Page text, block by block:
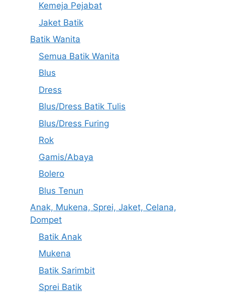
Kemeja Pejabat
Jaket Batik
Batik Wanita
Semua Batik Wanita
Blus
Dress
Blus/Dress Batik Tulis
Blus/Dress Furing
Rok
Gamis/Abaya
Bolero
Blus Tenun
Anak, Mukena, Sprei, Jaket, Celana,
Dompet
Batik Anak
Mukena
Batik Sarimbit
Sprei Batik